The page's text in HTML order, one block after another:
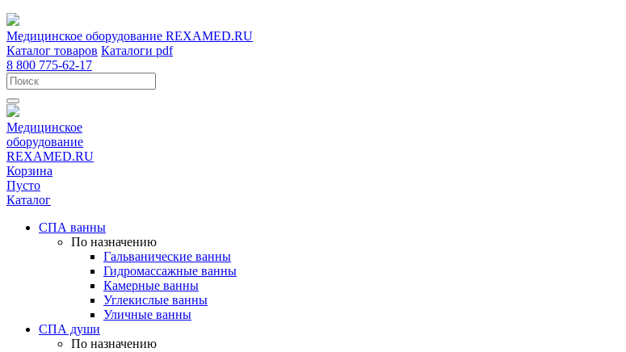
Медицинское оборудование REXAMED.RU
Каталог товаров Каталоги pdf
8 800 775-62-17
Медицинское
оборудование
REXAMED.RU
Корзина
Пусто
Каталог
СПА ванны
По назначению
Гальванические ванны
Гидромассажные ванны
Камерные ванны
Углекислые ванны
Уличные ванны
СПА души
По назначению